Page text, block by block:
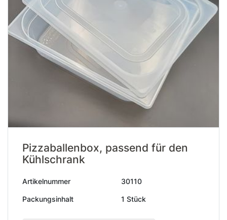
Pizzaballenbox, passend für den
Kühlschrank
Artikelnummer 30110
Packungsinhalt 1 Stück